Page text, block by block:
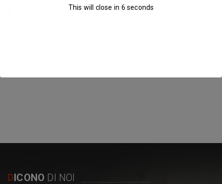
PER OTTENERE LA DEDUCIBILITÀ
DICONO DI NOI
This will close in 6 seconds